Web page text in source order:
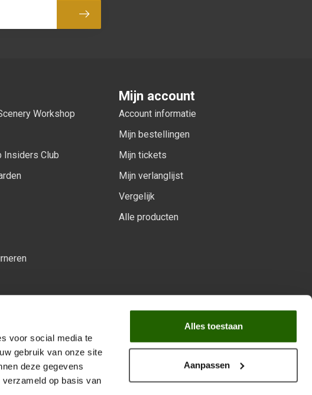
voor social media te
gebruik van onze site
deze gegevens
op basis van
Alles toestaan
Aanpassen
Abonneer
Workshop
Insiders Club
Mijn account
Account informatie
Mijn bestellingen
Mijn tickets
Mijn verlanglijst
Vergelijk
Alle producten